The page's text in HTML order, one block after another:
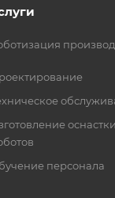
персонала